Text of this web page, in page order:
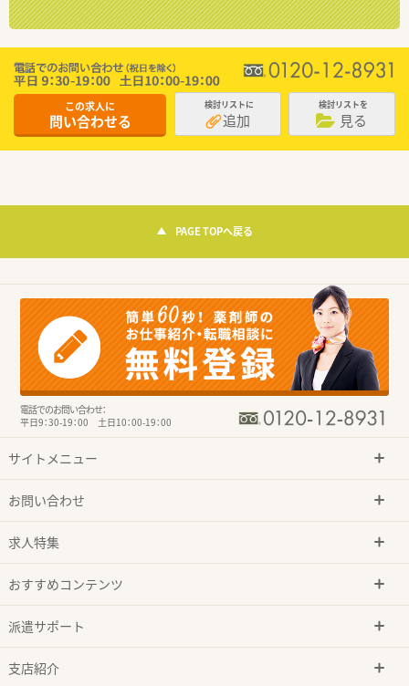
この求人に
問い合わせる
検討リストに
追加
検討リストを
見る
PAGE TOPへ戻る
電話でのお問い合わせ：
平日9：30-19：00 土日10：00-19：00
サイトメニュー
お問い合わせ
求人特集
おすすめコンテンツ
派遣サポート
支店紹介